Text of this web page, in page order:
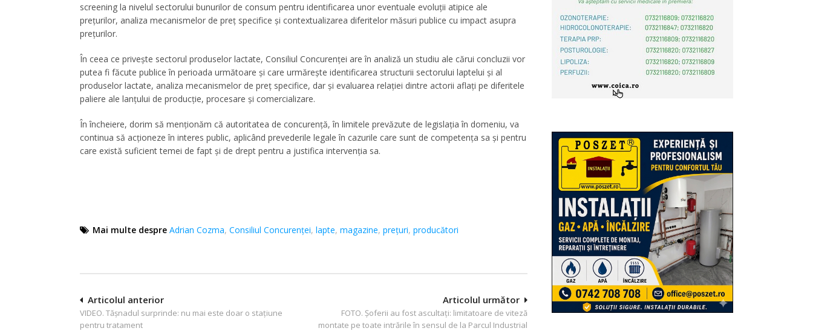
screening la nivelul sectorului bunurilor de consum pentru identificarea unor eventuale evoluții atipice ale
prețurilor, analiza mecanismelor de preţ specifice și contextualizarea diferitelor măsuri publice cu impact asupra
prețurilor.
În ceea ce privește sectorul produselor lactate, Consiliul Concurenței are în analiză un studiu ale cărui concluzii vor
putea fi făcute publice în perioada următoare și care urmăreşte identificarea structurii sectorului laptelui şi al
produselor lactate, analiza mecanismelor de preț specifice, dar și evaluarea relației dintre actorii aflați pe diferitele
paliere ale lanțului de producție, procesare şi comercializare.
În încheiere, dorim să menționăm că autoritatea de concurență, în limitele prevăzute de legislația în domeniu, va
continua să acționeze în interes public, aplicând prevederile legale în cazurile care sunt de competența sa și pentru
care există suficient temei de fapt şi de drept pentru a justifica intervenția sa.
Mai multe despre Adrian Cozma, Consiliul Concurenței, lapte, magazine, preţuri, producători
Navigare
în
Articolul următor
FOTO. Șoferii au fost ascultați: limitatoare de viteză
montate pe toate intrările în sensul de la Parcul Industrial
Articolul anterior
VIDEO. Tășnadul surprinde: nu mai este doar o stațiune
pentru tratament